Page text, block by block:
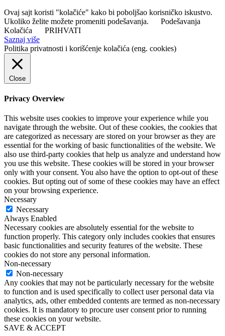
Ovaj sajt koristi "kolačiće" kako bi poboljšao korisničko iskustvo.
Ukoliko želite možete promeniti podešavanja.
Podešavanja
Kolačića
PRIHVATI
Saznaj više
Politika privatnosti i korišćenje kolačića (eng. cookies)
Close
Privacy Overview
This website uses cookies to improve your experience while you
navigate through the website. Out of these cookies, the cookies that
are categorized as necessary are stored on your browser as they are
essential for the working of basic functionalities of the website. We
also use third-party cookies that help us analyze and understand how
you use this website. These cookies will be stored in your browser
only with your consent. You also have the option to opt-out of these
cookies. But opting out of some of these cookies may have an effect
on your browsing experience.
Necessary
Necessary
Always Enabled
Necessary cookies are absolutely essential for the website to
function properly. This category only includes cookies that ensures
basic functionalities and security features of the website. These
cookies do not store any personal information.
Non-necessary
Non-necessary
Any cookies that may not be particularly necessary for the website
to function and is used specifically to collect user personal data via
analytics, ads, other embedded contents are termed as non-necessary
cookies. It is mandatory to procure user consent prior to running
these cookies on your website.
SAVE & ACCEPT